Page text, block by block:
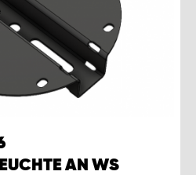
AN WS